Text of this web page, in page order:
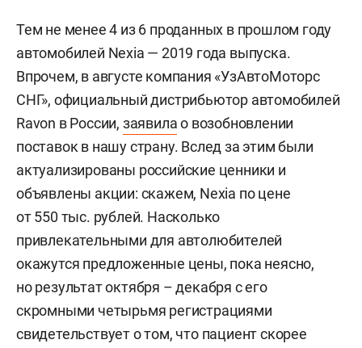
Тем не менее 4 из 6 проданных в прошлом году
автомобилей Nexia — 2019 года выпуска.
Впрочем, в августе компания «УзАвтоМоторс
СНГ», официальный дистрибьютор автомобилей
Ravon в России, заявилао возобновлении
поставок в нашу страну. Вслед за этим были
актуализированы российские ценники и
объявлены акции: скажем, Nexia по цене
от 550 тыс. рублей. Насколько
привлекательными для автолюбителей
окажутся предложенные цены, пока неясно,
но результат октября – декабря с его
скромными четырьмя регистрациями
свидетельствует о том, что пациент скорее